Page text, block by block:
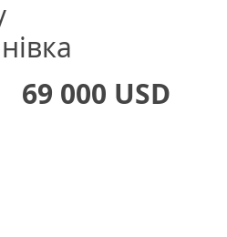
69 000 USD